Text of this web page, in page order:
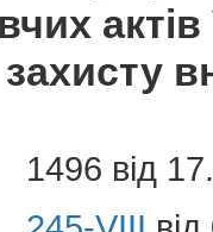
1496 від